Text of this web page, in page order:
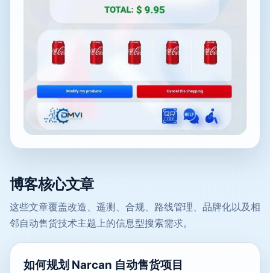
博客核心文章
这些文章覆盖改造、遥测、合规、路线管理、品牌化以及相
邻自动售货技术主题上的信息型搜索需求。
如何规划 Narcan 自动售货项目